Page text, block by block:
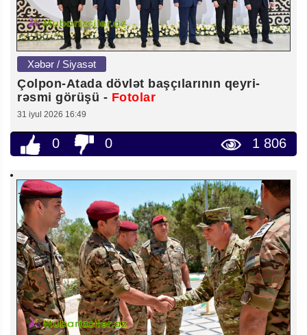
Xəbər / Siyasət
Çolpon-Atada dövlət başçılarının qeyri-
rəsmi görüşü - Fotolar
31 iyul 2026 16:49
0 0 1 806